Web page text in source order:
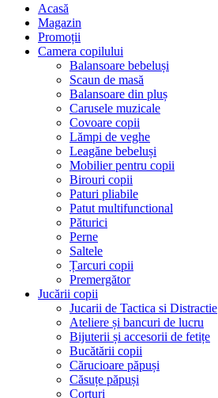
Acasă
Magazin
Promoții
Camera copilului
Balansoare bebeluși
Scaun de masă
Balansoare din pluș
Carusele muzicale
Covoare copii
Lămpi de veghe
Leagăne bebeluși
Mobilier pentru copii
Birouri copii
Paturi pliabile
Patut multifunctional
Păturici
Perne
Saltele
Țarcuri copii
Premergător
Jucării copii
Jucarii de Tactica si Distractie
Ateliere și bancuri de lucru
Bijuterii și accesorii de fetițe
Bucătării copii
Cărucioare păpuși
Căsuțe păpuși
Corturi